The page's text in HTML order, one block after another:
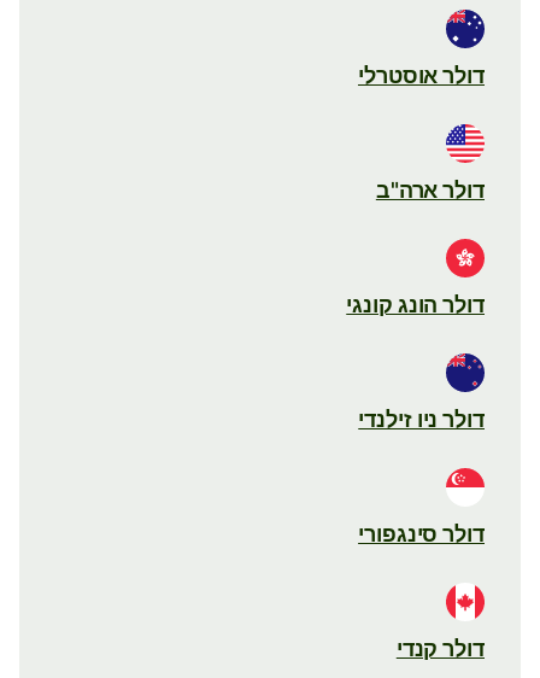
דולר אוסטרלי
דולר ארה"ב
דולר הונג קונגי
דולר ניו זילנדי
דולר סינגפורי
דולר קנדי